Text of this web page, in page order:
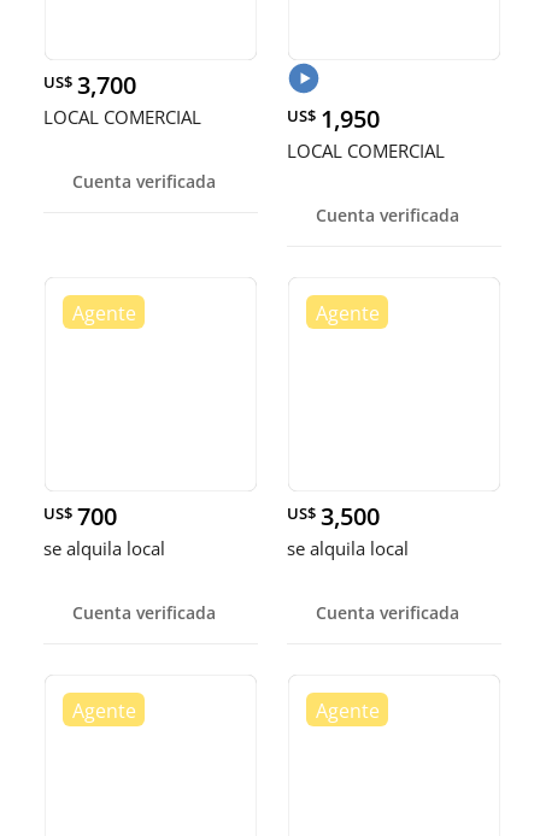
US$ 3,700
LOCAL COMERCIAL
Cuenta verificada
US$ 1,950
LOCAL COMERCIAL
Cuenta verificada
US$ 700
se alquila local
Cuenta verificada
US$ 3,500
se alquila local
Cuenta verificada